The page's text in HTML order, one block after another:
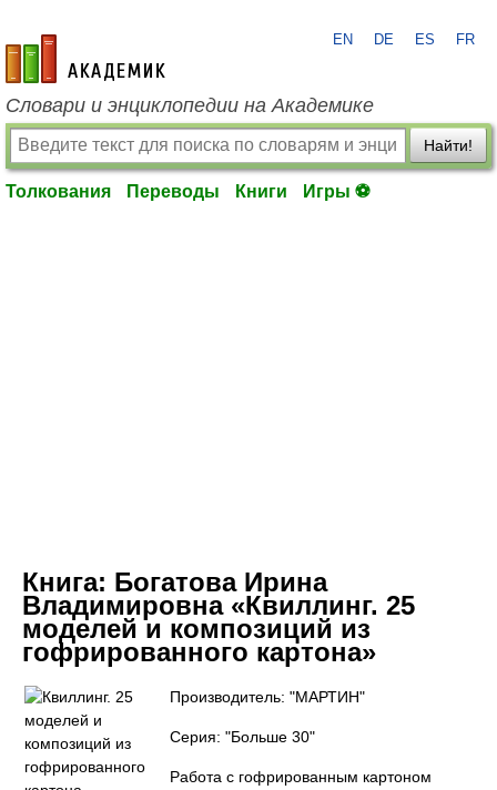
academic.ru
EN DE ES FR
Словари и энциклопедии на Академике
Найти!
Толкования Переводы Книги Игры ⚽
Книга: Богатова Ирина
Владимировна «Квиллинг. 25
моделей и композиций из
гофрированного картона»
Производитель: "МАРТИН"
Серия: "Больше 30"
Работа с гофрированным картоном